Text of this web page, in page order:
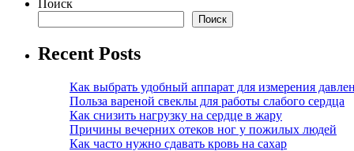
Поиск
Поиск
Recent Posts
Как выбрать удобный аппарат для измерения
Польза вареной свеклы для работы слабого сердца
Как снизить нагрузку на сердце в жару
Причины вечерних отеков ног у пожилых людей
Как часто нужно сдавать кровь на сахар